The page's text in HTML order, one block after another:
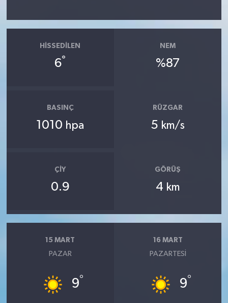
HISSEDILEN
6°
NEM
%87
BASINÇ
1010 hpa
RÜZGAR
5 km/s
ÇIY
0.9
GÖRÜŞ
4 km
15 MART
PAZAR
9°
16 MART
PAZARTESI
9°